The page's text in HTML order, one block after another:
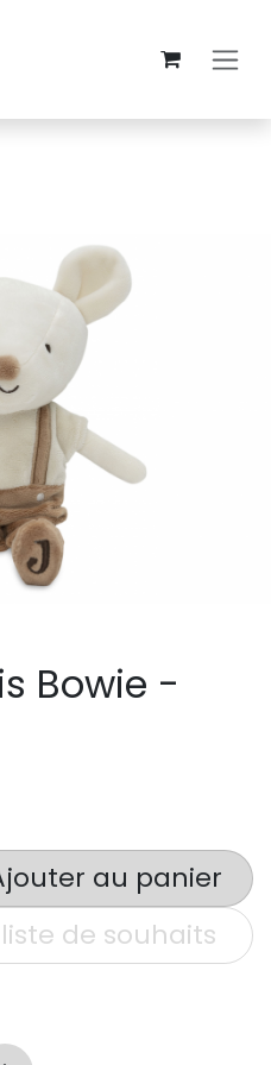
Bowie -
au panier
de souhaits